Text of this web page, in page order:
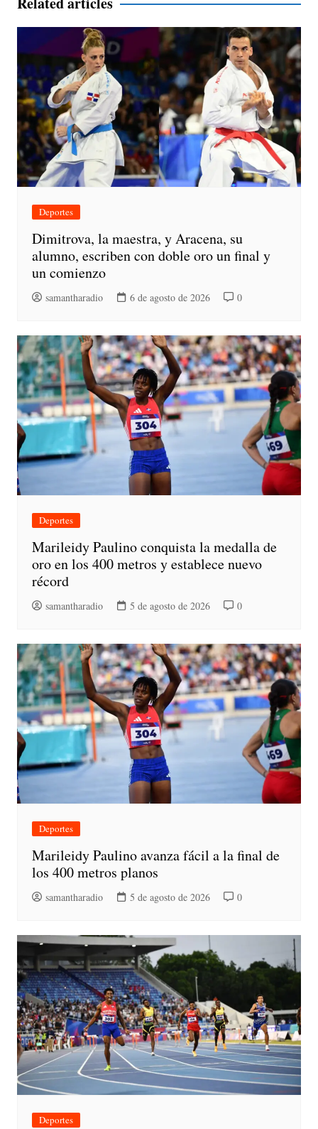
Deportes
Dimitrova, la maestra, y Aracena, su
alumno, escriben con doble oro un final y
un comienzo
samantharadio 6 de agosto de 2026 0
Deportes
Marileidy Paulino conquista la medalla de
oro en los 400 metros y establece nuevo
récord
samantharadio 5 de agosto de 2026 0
Deportes
Marileidy Paulino avanza fácil a la final de
los 400 metros planos
samantharadio 5 de agosto de 2026 0
Deportes